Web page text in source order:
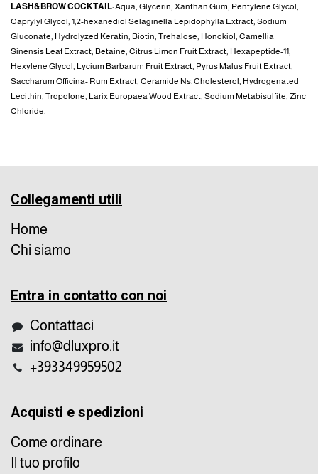
LASH&BROW COCKTAIL: Aqua, Glycerin, Xanthan Gum, Pentylene Glycol,
Caprylyl Glycol, 1,2-hexanediol Selaginella Lepidophylla Extract, Sodium
Gluconate, Hydrolyzed Keratin, Biotin, Trehalose, Honokiol, Camellia
Sinensis Leaf Extract, Betaine, Citrus Limon Fruit Extract, Hexapeptide-11,
Hexylene Glycol, Lycium Barbarum Fruit Extract, Pyrus Malus Fruit Extract,
Saccharum Officina- Rum Extract, Ceramide Ns. Cholesterol, Hydrogenated
Lecithin, Tropolone, Larix Europaea Wood Extract, Sodium Metabisulfite, Zinc
Chloride.
Collegamenti utili
Home
Chi siamo
Entra in contatto con noi
Contattaci
info@dluxpro.it
+393349959502
Acquisti e spedizioni
Come ordinare
Il tuo profilo